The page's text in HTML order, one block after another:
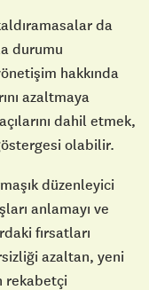
da
durumu
hakkında
azaltmaya
dahil etmek,
olabilir.
düzenleyici
anlamayı ve
fırsatları
azaltan, yeni
rekabetçi